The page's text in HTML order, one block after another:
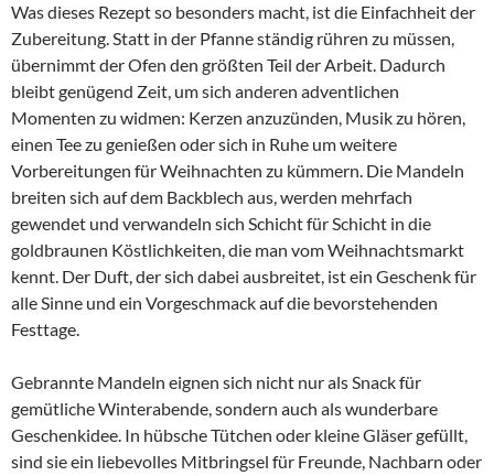
Was dieses Rezept so besonders macht, ist die Einfachheit der
Zubereitung. Statt in der Pfanne ständig rühren zu müssen,
übernimmt der Ofen den größten Teil der Arbeit. Dadurch
bleibt genügend Zeit, um sich anderen adventlichen
Momenten zu widmen: Kerzen anzuzünden, Musik zu hören,
einen Tee zu genießen oder sich in Ruhe um weitere
Vorbereitungen für Weihnachten zu kümmern. Die Mandeln
breiten sich auf dem Backblech aus, werden mehrfach
gewendet und verwandeln sich Schicht für Schicht in die
goldbraunen Köstlichkeiten, die man vom Weihnachtsmarkt
kennt. Der Duft, der sich dabei ausbreitet, ist ein Geschenk für
alle Sinne und ein Vorgeschmack auf die bevorstehenden
Festtage.
Gebrannte Mandeln eignen sich nicht nur als Snack für
gemütliche Winterabende, sondern auch als wunderbare
Geschenkidee. In hübsche Tütchen oder kleine Gläser gefüllt,
sind sie ein liebevolles Mitbringsel für Freunde, Nachbarn oder